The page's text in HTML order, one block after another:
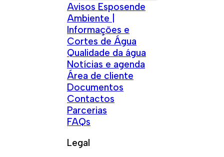
Avisos Esposende
Ambiente |
Informações e
Cortes de Água
Qualidade da água
Notícias e agenda
Área de cliente
Documentos
Contactos
Parcerias
FAQs
Legal